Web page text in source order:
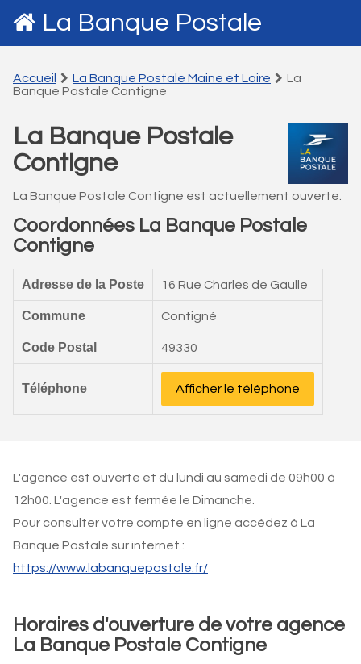
La Banque Postale
Accueil La Banque Postale Maine et Loire
La
Banque Postale Contigne
La Banque Postale
Contigne
La Banque Postale Contigne est actuellement ouverte.
Coordonnées La Banque Postale
Contigne
Adresse de la Poste 16 Rue Charles de Gaulle
Commune Contigné
Code Postal 49330
Téléphone Afficher le téléphone
L'agence est ouverte et du lundi au samedi de 09h00 à
12h00. L'agence est fermée le Dimanche.
Pour consulter votre compte en ligne accédez à La
Banque Postale sur internet :
https://www.labanquepostale.fr/
Horaires d'ouverture de votre agence
La Banque Postale Contigne